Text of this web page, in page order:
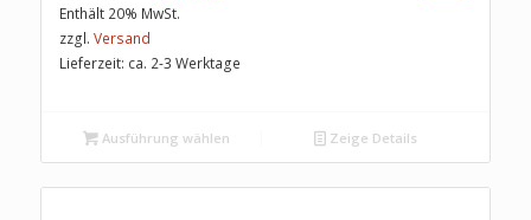
Enthält 20% MwSt.
zzgl. Versand
Lieferzeit: ca. 2-3 Werktage
Ausführung wählen Zeige Details